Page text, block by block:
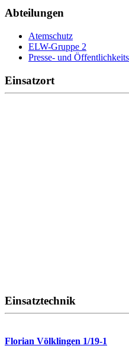
Abteilungen
Atemschutz
ELW-Gruppe 2
Presse- und
Einsatzort
Einsatztechnik
Florian Völklingen 1/19-1